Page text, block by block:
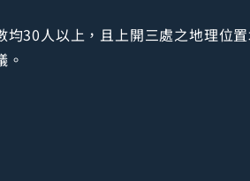
30人以上，且上開三處之地理位
。